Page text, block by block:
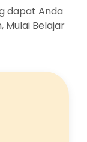
dapat Anda
Mulai Belajar